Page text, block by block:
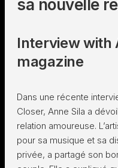
sa nouvelle
Interview with
magazine
Dans une récente
Closer, Anne Sila a
relation amoureuse.
pour sa musique et sa
privée, a partagé son